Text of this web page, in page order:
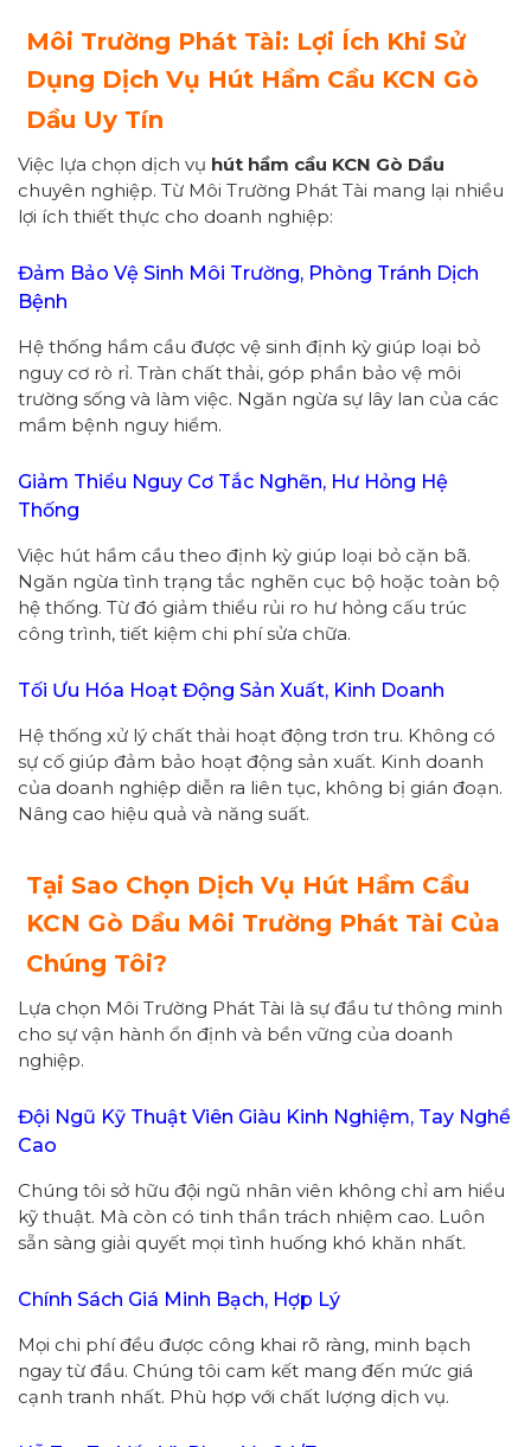
Môi Trường Phát Tài: Lợi Ích Khi Sử
Dụng Dịch Vụ Hút Hầm Cầu KCN Gò
Dầu Uy Tín
Việc lựa chọn dịch vụ hút hầm cầu KCN Gò Dầu
chuyên nghiệp. Từ Môi Trường Phát Tài mang lại nhiều
lợi ích thiết thực cho doanh nghiệp:
Đảm Bảo Vệ Sinh Môi Trường, Phòng Tránh Dịch
Bệnh
Hệ thống hầm cầu được vệ sinh định kỳ giúp loại bỏ
nguy cơ rò rỉ. Tràn chất thải, góp phần bảo vệ môi
trường sống và làm việc. Ngăn ngừa sự lây lan của các
mầm bệnh nguy hiểm.
Giảm Thiểu Nguy Cơ Tắc Nghẽn, Hư Hỏng Hệ
Thống
Việc hút hầm cầu theo định kỳ giúp loại bỏ cặn bã.
Ngăn ngừa tình trạng tắc nghẽn cục bộ hoặc toàn bộ
hệ thống. Từ đó giảm thiểu rủi ro hư hỏng cấu trúc
công trình, tiết kiệm chi phí sửa chữa.
Tối Ưu Hóa Hoạt Động Sản Xuất, Kinh Doanh
Hệ thống xử lý chất thải hoạt động trơn tru. Không có
sự cố giúp đảm bảo hoạt động sản xuất. Kinh doanh
của doanh nghiệp diễn ra liên tục, không bị gián đoạn.
Nâng cao hiệu quả và năng suất.
Tại Sao Chọn Dịch Vụ Hút Hầm Cầu
KCN Gò Dầu Môi Trường Phát Tài Của
Chúng Tôi?
Lựa chọn Môi Trường Phát Tài là sự đầu tư thông minh
cho sự vận hành ổn định và bền vững của doanh
nghiệp.
Đội Ngũ Kỹ Thuật Viên Giàu Kinh Nghiệm, Tay Nghề
Cao
Chúng tôi sở hữu đội ngũ nhân viên không chỉ am hiểu
kỹ thuật. Mà còn có tinh thần trách nhiệm cao. Luôn
sẵn sàng giải quyết mọi tình huống khó khăn nhất.
Chính Sách Giá Minh Bạch, Hợp Lý
Mọi chi phí đều được công khai rõ ràng, minh bạch
ngay từ đầu. Chúng tôi cam kết mang đến mức giá
cạnh tranh nhất. Phù hợp với chất lượng dịch vụ.